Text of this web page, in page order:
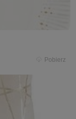
Pobierz